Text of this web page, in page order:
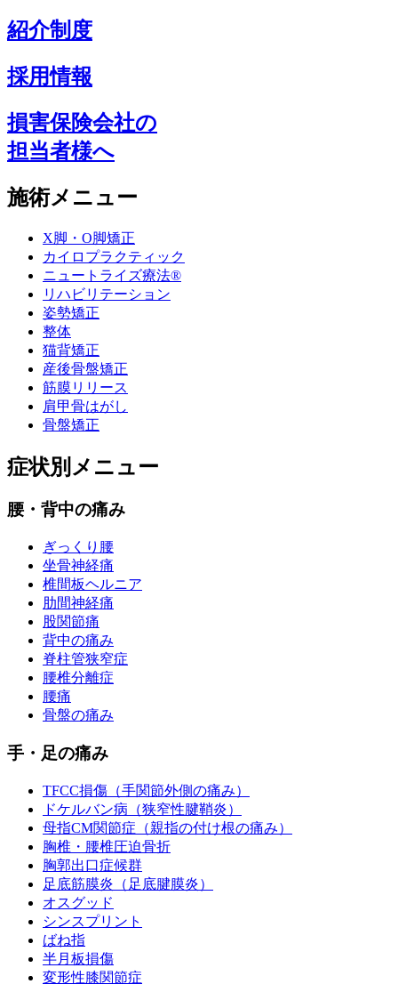
紹介制度
採用情報
損害保険会社の
担当者様へ
施術メニュー
X脚・O脚矯正
カイロプラクティック
ニュートライズ療法®
リハビリテーション
姿勢矯正
整体
猫背矯正
産後骨盤矯正
筋膜リリース
肩甲骨はがし
骨盤矯正
症状別メニュー
腰・背中の痛み
ぎっくり腰
坐骨神経痛
椎間板ヘルニア
肋間神経痛
股関節痛
背中の痛み
脊柱管狭窄症
腰椎分離症
腰痛
骨盤の痛み
手・足の痛み
TFCC損傷（手関節外側の痛み）
ドケルバン病（狭窄性腱鞘炎）
母指CM関節症（親指の付け根の痛み）
胸椎・腰椎圧迫骨折
胸郭出口症候群
足底筋膜炎（足底腱膜炎）
オスグッド
シンスプリント
ばね指
半月板損傷
変形性膝関節症